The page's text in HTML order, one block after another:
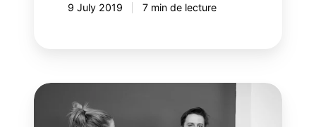
9 July 2019 7 min de lecture
Entrevue